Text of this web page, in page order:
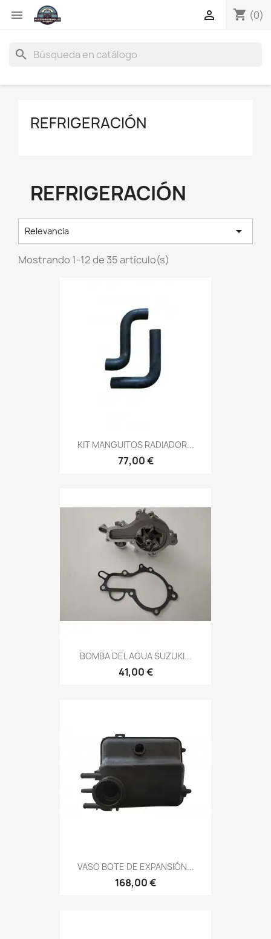
 shopping_cart (0)

search
REFRIGERACIÓN
REFRIGERACIÓN
Relevancia 
Mostrando 1-12 de 35 artículo(s)
KIT MANGUITOS RADIADOR...
77,00 €
BOMBA DEL AGUA SUZUKI...
41,00 €
VASO BOTE DE EXPANSIÓN...
168,00 €